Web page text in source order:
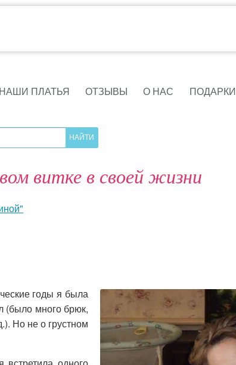
НАШИ ПЛАТЬЯ ОТЗЫВЫ О НАС ПОДАРКИ
витке в своей жизни
годы я была
(было много брюк,
Но не о грустном